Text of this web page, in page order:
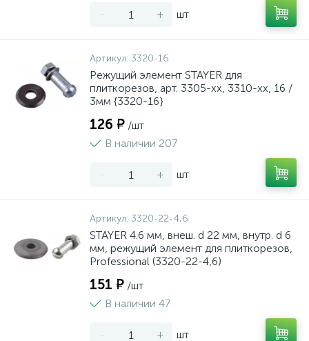
- + шт
Артикул: 3320-16
Режущий элемент STAYER для
плиткорезов, арт. 3305-хх, 3310-хх, 16 /
3мм {3320-16}
126 ₽ /шт
В наличии 207
- + шт
Артикул: 3320-22-4,6
STAYER 4.6 мм, внеш. d 22 мм, внутр. d 6
мм, режущий элемент для плиткорезов,
Professional (3320-22-4,6)
151 ₽ /шт
В наличии 47
- + шт